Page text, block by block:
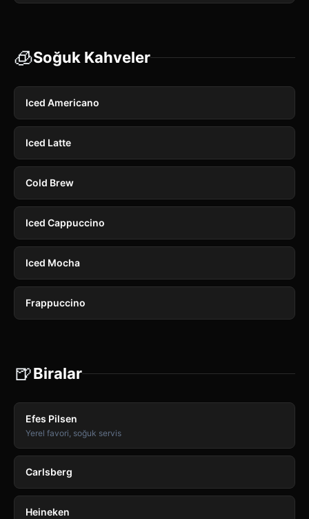
🧊Soğuk Kahveler
Iced Americano
Iced Latte
Cold Brew
Iced Cappuccino
Iced Mocha
Frappuccino
🍺Biralar
Efes Pilsen
Yerel favori, soğuk servis
Carlsberg
Heineken